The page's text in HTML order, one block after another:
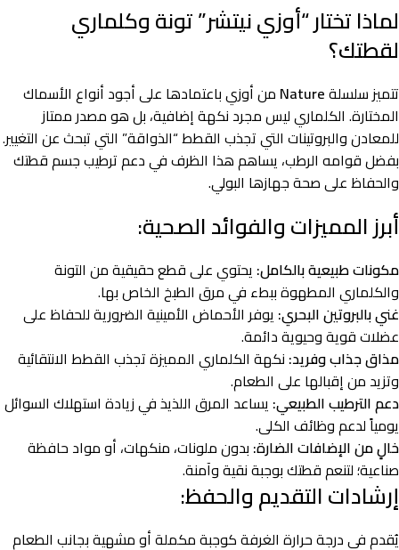
لماذا تختار “أوزي نيتشر” تونة وكلماري
لقطتك؟
تتميز سلسلةNature من أوزي باعتمادها على أجود أنواع الأسماك
المختارة. الكلماري ليس مجرد نكهة إضافية، بل هو مصدر ممتاز
للمعادن والبروتينات التي تجذب القطط “الذواقة” التي تبحث عن التغيير.
بفضل قوامه الرطب، يساهم هذا الظرف في دعم ترطيب جسم قطتك
والحفاظ على صحة جهازها البولي.
أبرز المميزات والفوائد الصحية:
مكونات طبيعية بالكامل: يحتوي على قطع حقيقية من التونة
والكلماري المطهوة ببطء في مرق الطبخ الخاص بها.
غني بالبروتين البحري: يوفر الأحماض الأمينية الضرورية للحفاظ على
عضلات قوية وحيوية دائمة.
مذاق جذاب وفريد: نكهة الكلماري المميزة تجذب القطط الانتقائية
وتزيد من إقبالها على الطعام.
دعم الترطيب الطبيعي: يساعد المرق اللذيذ في زيادة استهلاك السوائل
يومياً لدعم وظائف الكلى.
خالٍ من الإضافات الضارة: بدون ملونات، منكهات، أو مواد حافظة
صناعية؛ لتنعم قطتك بوجبة نقية وآمنة.
إرشادات التقديم والحفظ:
يُقدم في درجة حرارة الغرفة كوجبة مكملة أو مشهية بجانب الطعام